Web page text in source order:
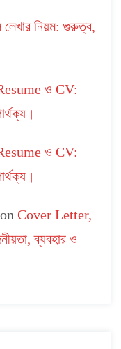
লেখার নিয়ম: গুরুত্ব,
ও CV:
ও CV:
on Cover Letter,
ব্যবহার ও